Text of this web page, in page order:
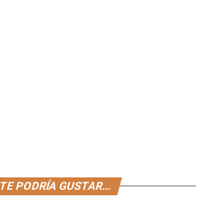
TE PODRÍA GUSTAR...